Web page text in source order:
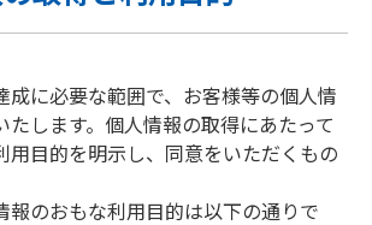
成に必要な範囲で、お客様等の個人情
たします。個人情報の取得にあたって
用目的を明示し、同意をいただくもの
報のおもな利用目的は以下の通りで